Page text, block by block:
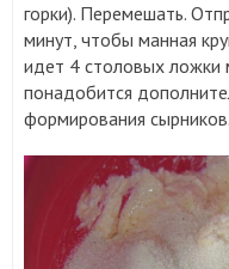
горки). Перемешать.
минут, чтобы манная
идет 4 столовых ложки
понадобится
формирования сырников.